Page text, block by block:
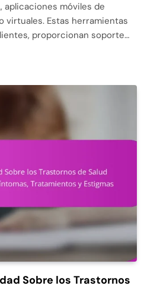
aplicaciones móviles de
virtuales. Estas herramientas
proporcionan soporte…
Sobre los Trastornos